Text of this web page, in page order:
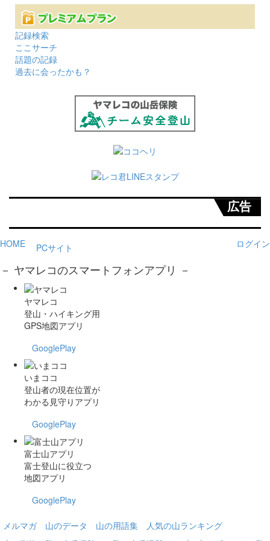
記録検索
ここサーチ
話題の記録
過去に会ったかも？
広告
HOME ログイン
PCサイト
－ ヤマレコのスマートフォンアプリ －
ヤマレコ
登山・ハイキング用
GPS地図アプリ
GooglePlay
いまココ
登山者の現在位置が
わかる見守りアプリ
GooglePlay
富士山アプリ
富士登山に役立つ
地図アプリ
GooglePlay
メルマガ 山のデータ 山の用語集
人気の山ランキング